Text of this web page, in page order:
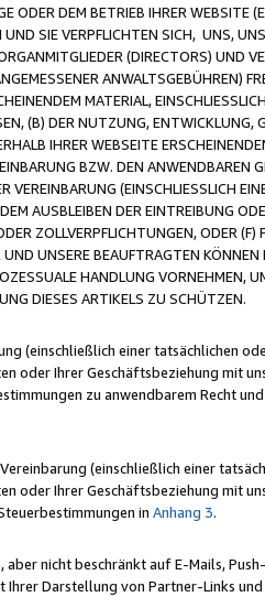
DEM BETRIEB IHRER WEBSITE
SIE VERPFLICHTEN SICH, UNS,
(DIRECTORS) UND
ANWALTSGEBÜHREN)
MATERIAL,
(B) DER NUTZUNG, ENTWICKLUNG,
IHRER WEBSEITE
BZW. DEN ANWENDBAREN
(EINSCHLIESSLICH
AUSBLEIBEN DER EINTREIBUNG
ZOLLVERPFLICHTUNGEN, ODER (F)
UNSERE BEAUFTRAGTEN KÖNNEN
HANDLUNG VORNEHMEN,
DIESES ARTIKELS ZU SCHÜTZEN.
(einschließlich einer tatsächlichen
oder Ihrer Geschäftsbeziehung mit
zu anwendbarem Recht
(einschließlich einer
oder Ihrer Geschäftsbeziehung mit
in Anhang 3.
nicht beschränkt auf E-Mails,
Ihrer Darstellung von Partner-Links